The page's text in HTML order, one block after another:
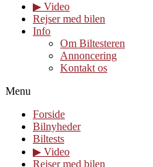
▶︎ Video
Rejser med bilen
Info
Om Biltesteren
Annoncering
Kontakt os
Menu
Forside
Bilnyheder
Biltests
▶︎ Video
Rejser med bilen